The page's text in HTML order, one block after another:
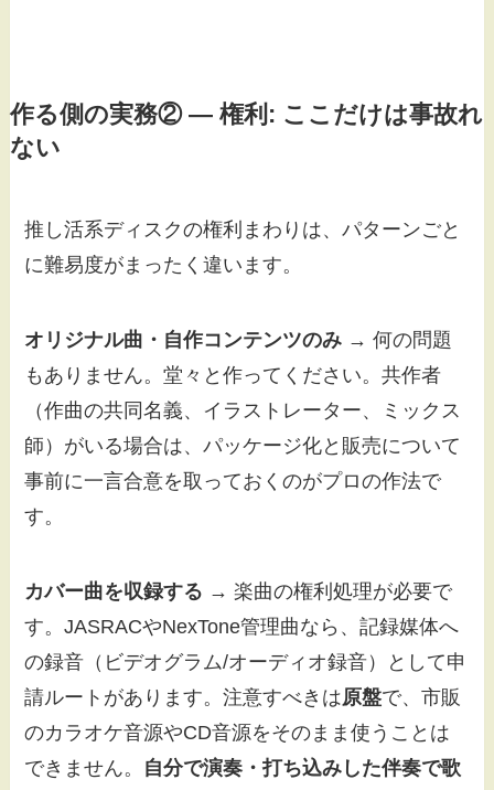
作る側の実務② — 権利: ここだけは事故れ
ない
推し活系ディスクの権利まわりは、パターンごと
に難易度がまったく違います。
オリジナル曲・自作コンテンツのみ → 何の問題
もありません。堂々と作ってください。共作者
（作曲の共同名義、イラストレーター、ミックス
師）がいる場合は、パッケージ化と販売について
事前に一言合意を取っておくのがプロの作法で
す。
カバー曲を収録する → 楽曲の権利処理が必要で
す。JASRACやNexTone管理曲なら、記録媒体へ
の録音（ビデオグラム/オーディオ録音）として申
請ルートがあります。注意すべきは原盤で、市販
のカラオケ音源やCD音源をそのまま使うことは
できません。 自分で演奏・打ち込みした伴奏で歌